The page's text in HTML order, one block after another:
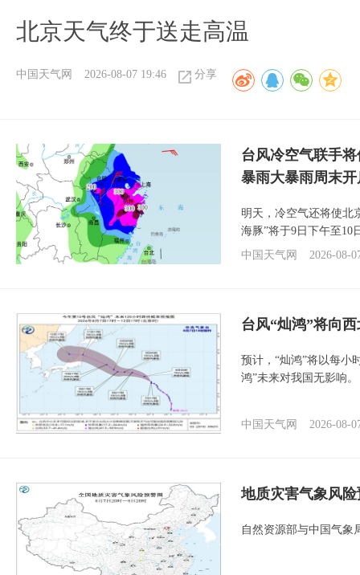
北京天气终于送走高温
中国天气网 2026-08-07 19:46 分享
台风冷空气联手
暴雨大暴雨周末开
明天，冷空气还将使北
海豚”将于9日下午至10
中国天气网
2026-08-
台风“灿鸿”将向
预计，“灿鸿”将以每小
鸿”未来对我国无影响。
中国天气网 2026-08-
地质灾害气象风
自然资源部与中国气象